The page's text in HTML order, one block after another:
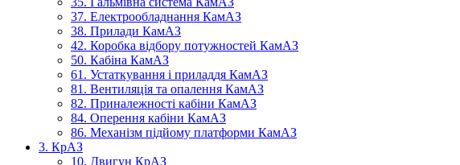
37. Електрообладнання КамАЗ
38. Прилади КамАЗ
42. Коробка відбору потужностей КамАЗ
50. Кабіна КамАЗ
61. Устаткування і приладдя КамАЗ
81. Вентиляція та опалення КамАЗ
82. Приналежності кабіни КамАЗ
84. Оперення кабіни КамАЗ
86. Механізм підйому платформи КамАЗ
3. КрАЗ
10. Двигун КрАЗ